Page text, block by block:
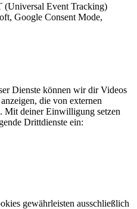
(Universal Event Tracking)
Google Consent Mode,
Dienste können wir dir Videos
die von externen
Mit deiner Einwilligung setzen
Drittdienste ein:
gewährleisten ausschließlich